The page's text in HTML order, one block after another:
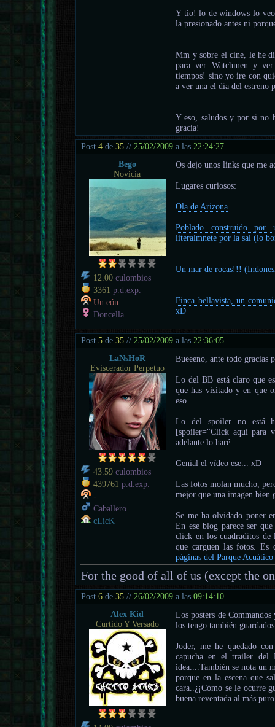
Y tio! lo de windows lo veo
la presionado antes ni
Mm y sobre el cine, le he
para ver Watchmen y
tiempos! sino yo ire con
a ver una el dia del estreno
Y eso, saludos y por si no
gracia!
Post4 de35 //25/02/2009 a las22:24:27
Bego
Novicia
12.00 culombios
3361 p.d.exp.
Un eón
Doncella
Os dejo unos links que me
Lugares curiosos:
Ola de Arizona
Poblado construido por
literalmnete por la sal (lo
Un mar de rocas!!!
Finca bellavista, un
xD
Post5 de35 //25/02/2009 a las22:36:05
LaNsHoR
Eviscerador Perpetuo
43.59 culombios
439761 p.d.exp.
-
Caballero
cLicK
Bueeeno, ante todo gracias
Lo del BB está claro que
que has visitado y en que
eso.
Lo del spoiler no está
[spoiler="Click aquí para
adelante lo haré.
Genial el vídeo ese... xD
Las fotos molan mucho,
mejor que una imagen bien
Se me ha olvidado poner
En ese blog parece ser
click en los cuadraditos de
que carguen las fotos.
páginas del Parque
For the good of all of us (except the
Post6 de35 // 26/02/2009 a las09:14:10
Alex Kid
Curtido Y Versado
Los posters de
los tengo también
Joder, me he quedado
capucha en el trailer del
idea....También se nota un
porque en la escena que
cara..¿¡Cómo se le ocurre
buena reventada al más